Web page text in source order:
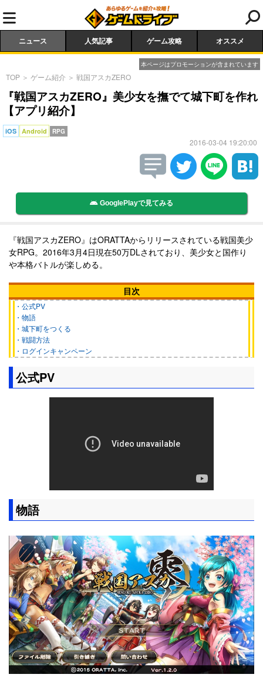
ニュース 人気記事 ゲーム攻略 オススメ
本ページはプロモーションが含まれています
TOP ＞ ゲーム紹介 ＞ 戦国アスカZERO
『戦国アスカZERO』美少女を撫でて城下町を作れ
【アプリ紹介】
iOS Android RPG
2016-03-04 19:20:00
GooglePlayで見てみる
『戦国アスカZERO』はORATTAからリリースされている戦国美少
女RPG。2016年3月4日現在50万DLされており、美少女と国作り
や本格バトルが楽しめる。
目次
・公式PV
・物語
・城下町をつくる
・戦闘方法
・ログインキャンペーン
公式PV
物語